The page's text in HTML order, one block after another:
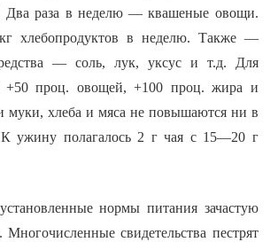
Два раза в неделю — квашеные овощи.
хлебопродуктов в неделю. Также —
— соль, лук, уксус и т.д. Для
+50 проц. овощей, +100 проц. жира и
муки, хлеба и мяса не повышаются ни в
К ужину полагалось 2 г чая с 15—20 г
нормы питания зачастую
Многочисленные свидетельства пестрят